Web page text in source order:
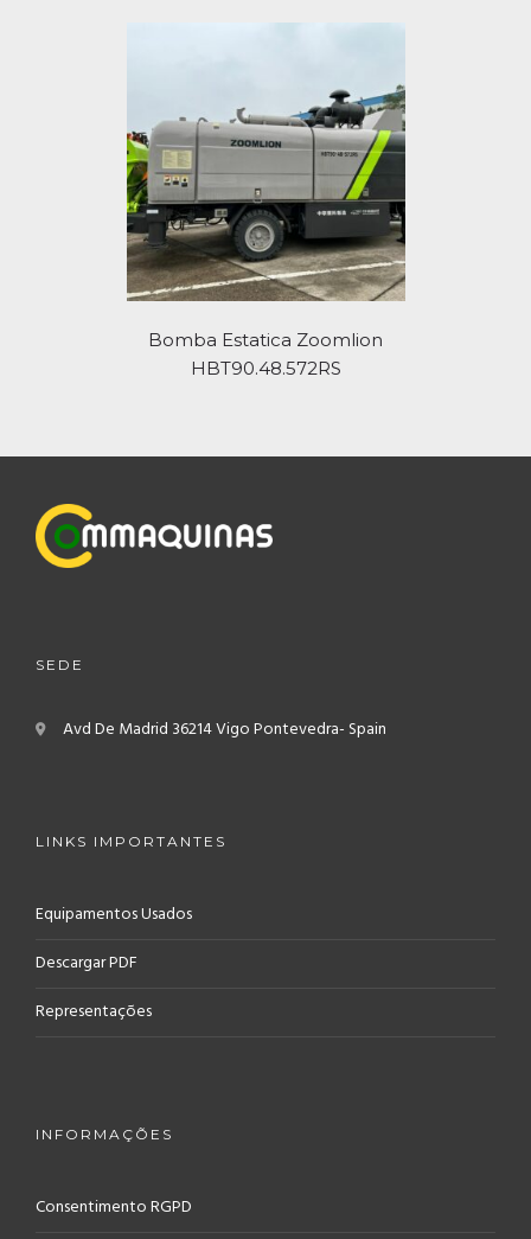
Bomba Estatica Zoomlion
HBT90.48.572RS
SEDE
Avd De Madrid 36214 VigoPontevedra- Spain
LINKS IMPORTANTES
Equipamentos Usados
Descargar PDF
Representações
INFORMAÇÕES
Consentimento RGPD